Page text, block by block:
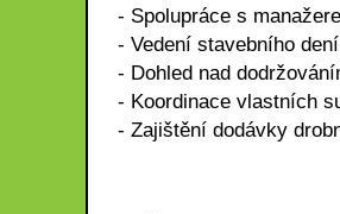
- Spolupráce s
- Vedení stavebního
- Dohled nad
- Koordinace vlastních
- Zajištění dodávky